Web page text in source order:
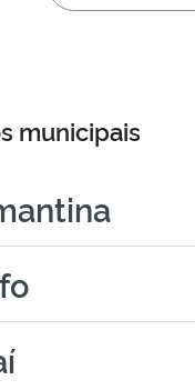
municipais